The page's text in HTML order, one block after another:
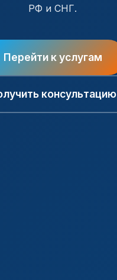
РФ и СНГ.
Перейти к услугам
консультацию